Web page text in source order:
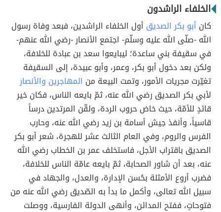
الخلفاء الراشدون
كان أبو بكر الصديق أول الخلفاء الراشدين، فبعد وفاة رسول
الله -صلّى الله عليه وسلّم- اجتمع الأنصار -رضي الله عنهم-
في سقيفة بني ساعدة؛ ليبايعوا سعد بن عبادة للخلافة،
ولكن بعد دخول أبو بكر، وعمر، وأبو عبيدة، إلى السقيفة
تغيّرت مجريات الأمور، وتمت البيعة من المهاجرين والأنصار
لأبي بكر الصديق رضي الله عنه، ثمّ بايعه الناس، فكان خير
قائدٍ للأمّة، حيث خاض حروب الردة، ولقّن المرتدين درساً
قاسياً، وأنفذ جيش أسامة بن زيد رضي الله عنه، وحارب
الفرس والروم، وفي العام الثالث عشر للهجرة، شعر أبو بكر
الصديق باقتراب الأجل، فاستخلف عمر بن الخطاب رضي الله
عنه، بعد أن شاور الصحابة، ثمّ بايعه عامّة الناس للخلافة،
فضرب أروع الأمثلة بحُسن الإدارة، والعدل، والجهاد في
سبيل الله تعالى، وأكمل ما بدأ به الصّديق رضي الله عنه من
فتوحاتٍ، ففتح المدائن، وأنهى الدولة الفارسية، ووصلت